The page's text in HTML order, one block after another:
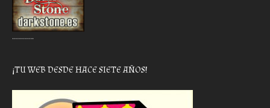
………..
¡TU WEB DESDE HACE SIETE AÑOS!